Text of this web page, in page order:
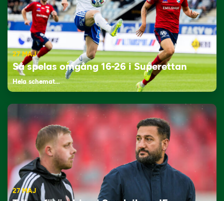
27 MAJ
Så spelas omgång 16-26 i Superettan
Hela schemat…
27 MAJ